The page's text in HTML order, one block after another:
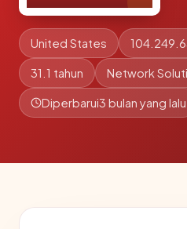
United States
31.1 tahun Network
Diperbarui3 bulan yang lalu